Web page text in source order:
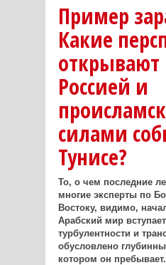
Пример
Какие
открывают
Россией и
силами
Тунисе?
То, о чем последние
многие эксперты по
Востоку, видимо,
Арабский мир
турбулентности и
обусловлено
котором он